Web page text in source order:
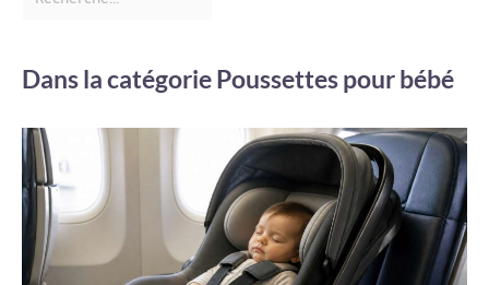
Dans la catégorie Poussettes pour bébé